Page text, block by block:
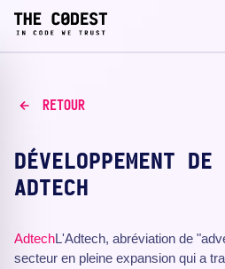
RETOUR
DÉVELOPPEMENT
ADTECH
AdtechL'Adtech, abréviation de
secteur en pleine expansion qui a